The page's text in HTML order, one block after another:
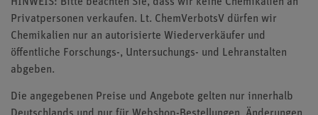
Privatpersonen verkaufen. Lt. ChemVerbotsV dürfen wir
Chemikalien nur an autorisierte Wiederverkäufer und
öffentliche Forschungs-, Untersuchungs- und Lehranstalten
abgeben.
Die angegebenen Preise und Angebote gelten nur innerhalb